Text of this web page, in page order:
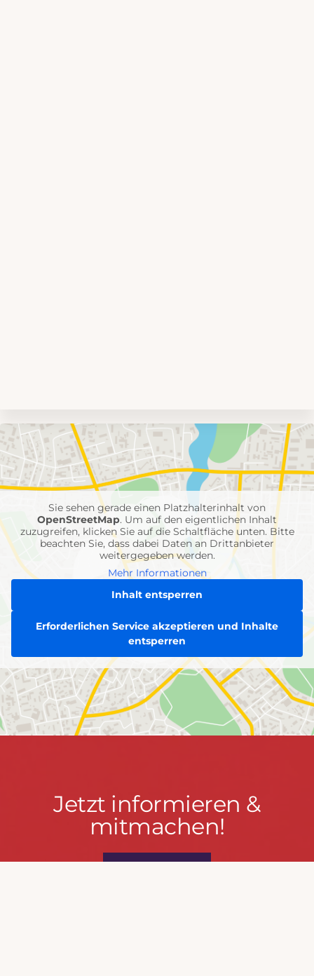
Umgebungskarte
mit
Feuerwehr-
Einheiten
Sie sehen gerade einen Platzhalterinhalt von
OpenStreetMap. Um auf den eigentlichen Inhalt
zuzugreifen, klicken Sie auf die Schaltfläche unten. Bitte
beachten Sie, dass dabei Daten an Drittanbieter
weitergegeben werden.
Mehr Informationen
Inhalt entsperren
Erforderlichen Service akzeptieren und Inhalte
entsperren
Jetzt
informieren
mitmachen!
Jetzt informieren &
mitmachen!